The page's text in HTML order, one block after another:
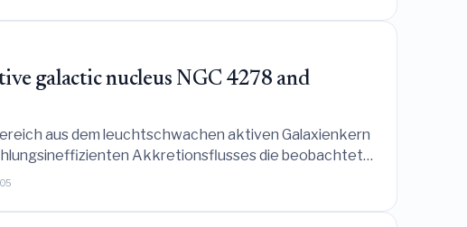
galactic nucleus NGC 4278 and
aus dem leuchtschwachen aktiven Galaxienkern
Akkretionsflusses die beobachtete
Neutrinos für zukünftige Multimessenger-